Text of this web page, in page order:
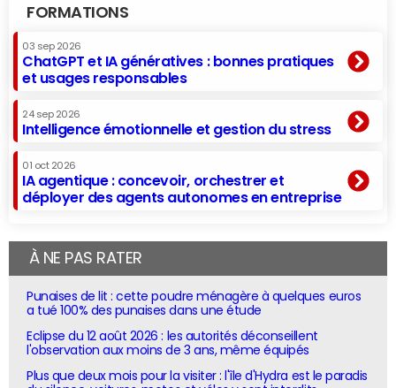
FORMATIONS
03 sep 2026
ChatGPT et IA génératives : bonnes pratiques
et usages responsables
24 sep 2026
Intelligence émotionnelle et gestion du stress
01 oct 2026
IA agentique : concevoir, orchestrer et
déployer des agents autonomes en entreprise
À NE PAS RATER
Punaises de lit : cette poudre ménagère à quelques euros
a tué 100% des punaises dans une étude
Eclipse du 12 août 2026 : les autorités déconseillent
l'observation aux moins de 3 ans, même équipés
Plus que deux mois pour la visiter : l'île d'Hydra est le paradis